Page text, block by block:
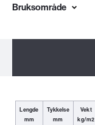
Bruksområde
Lengde
mm
Tykkelse
mm
Vekt
kg/m2